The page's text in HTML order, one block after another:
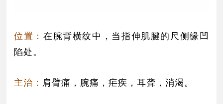
位置： 在腕背横纹中，当指伸肌腱的尺侧缘凹
陷处。
主治： 肩臂痛，腕痛，疟疾，耳聋，消渴。